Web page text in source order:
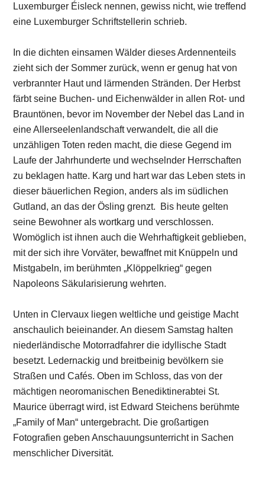
Luxemburger Éisleck nennen, gewiss nicht, wie treffend
eine Luxemburger Schriftstellerin schrieb.
In die dichten einsamen Wälder dieses Ardennenteils
zieht sich der Sommer zurück, wenn er genug hat von
verbrannter Haut und lärmenden Stränden. Der Herbst
färbt seine Buchen- und Eichenwälder in allen Rot- und
Brauntönen, bevor im November der Nebel das Land in
eine Allerseelenlandschaft verwandelt, die all die
unzähligen Toten reden macht, die diese Gegend im
Laufe der Jahrhunderte und wechselnder Herrschaften
zu beklagen hatte. Karg und hart war das Leben stets in
dieser bäuerlichen Region, anders als im südlichen
Gutland, an das der Ösling grenzt. Bis heute gelten
seine Bewohner als wortkarg und verschlossen.
Womöglich ist ihnen auch die Wehrhaftigkeit geblieben,
mit der sich ihre Vorväter, bewaffnet mit Knüppeln und
Mistgabeln, im berühmten „Klöppelkrieg“ gegen
Napoleons Säkularisierung wehrten.
Unten in Clervaux liegen weltliche und geistige Macht
anschaulich beieinander. An diesem Samstag halten
niederländische Motorradfahrer die idyllische Stadt
besetzt. Ledernackig und breitbeinig bevölkern sie
Straßen und Cafés. Oben im Schloss, das von der
mächtigen neoromanischen Benediktinerabtei St.
Maurice überragt wird, ist Edward Steichens berühmte
„Family of Man“ untergebracht. Die großartigen
Fotografien geben Anschauungsunterricht in Sachen
menschlicher Diversität.